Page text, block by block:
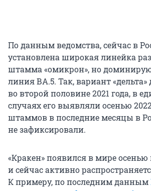
По данным ведомства, сейчас в
установлена широкая линейка
штамма «омикрон», но
линия ВА.5. Так, вариант
во второй половине 2021 года, в
случаях его выявляли осенью
штаммов в последние месяцы в
не зафиксировали.
«Кракен» появился в мире осенью
и сейчас активно
К примеру, по последним данным